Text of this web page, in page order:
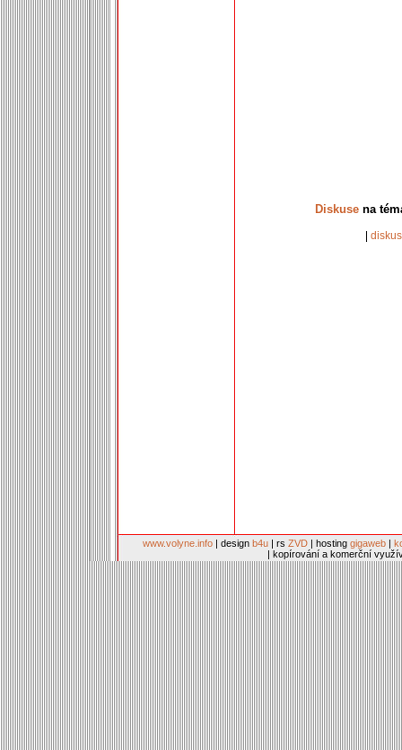
Diskuse na
www.volyne.info | design b4u | rs ZVD | hosting gigaweb |
| kopírování a komerční